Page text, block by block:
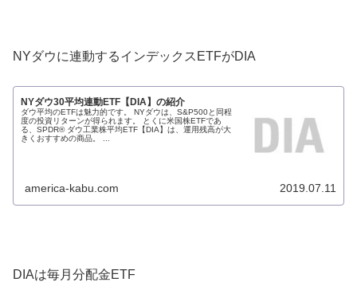
NYダウに連動するインデックスETFがDIA
NYダウ30平均連動ETF【DIA】の紹介
ダウ平均のETFは魅力的です。 NYダウは、S&P500と同程
度の投資リターンが得られます。 とくに米国株ETFであ
る、SPDR® ダウ工業株平均ETF【DIA】は、運用残高が大
きくおすすめの商品。 ...
america-kabu.com 2019.07.11
DIAは毎月分配金ETF